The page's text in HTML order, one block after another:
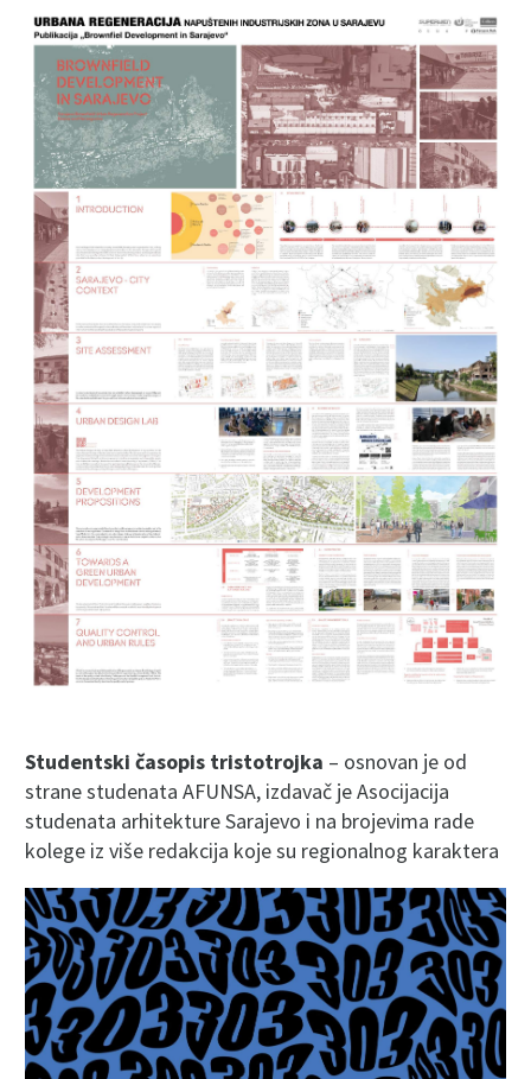
Studentski časopis tristotrojka – osnovan je od
strane studenata AFUNSA, izdavač je Asocijacija
studenata arhitekture Sarajevo i na brojevima rade
kolege iz više redakcija koje su regionalnog karaktera